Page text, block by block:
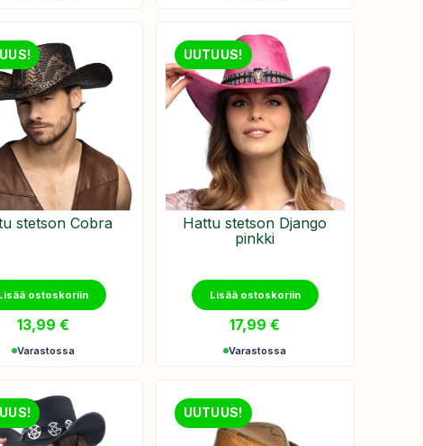
stetson Cobra
ostoskoriin
13,99 €
Varastossa
UUTUUS!
Hattu stetson Django
pinkki
Lisää ostoskoriin
17,99€
Varastossa
UUTUUS!